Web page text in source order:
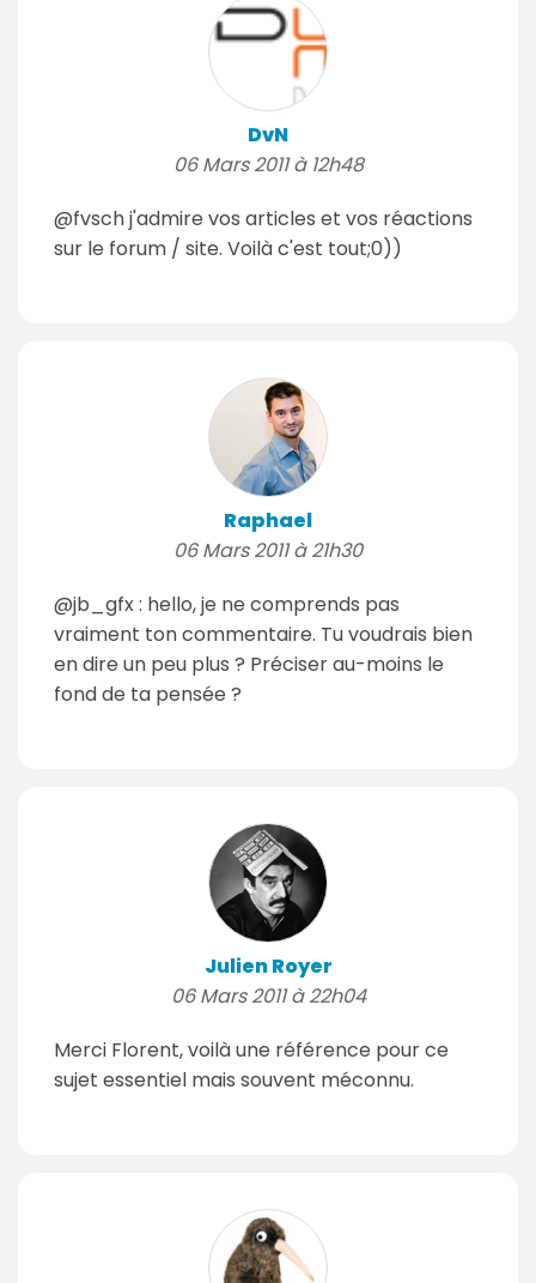
DvN
06 Mars 2011 à 12h48
@fvsch j'admire vos articles et vos réactions
sur le forum / site. Voilà c'est tout;0))
Raphael
06 Mars 2011 à 21h30
@jb_gfx : hello, je ne comprends pas
vraiment ton commentaire. Tu voudrais bien
en dire un peu plus ? Préciser au-moins le
fond de ta pensée ?
Julien Royer
06 Mars 2011 à 22h04
Merci Florent, voilà une référence pour ce
sujet essentiel mais souvent méconnu.